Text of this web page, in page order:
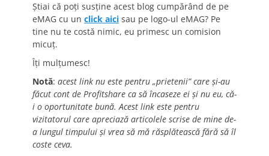
Știai că poți susține acest blog cumpărând de pe
eMAG cu un click aici sau pe logo-ul eMAG? Pe
tine nu te costă nimic, eu primesc un comision
micuț.
Îți mulțumesc!
Notă: acest link nu este pentru „prietenii” care și-au
făcut cont de Profitshare ca să încaseze ei și nu eu, că-
i o oportunitate bună. Acest link este pentru
vizitatorul care apreciază articolele scrise de mine de-
a lungul timpului și vrea să mă răsplătească fără să îl
coste ceva.